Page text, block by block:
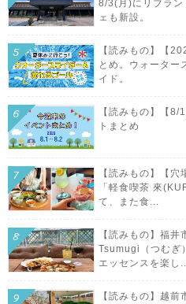
8/3(月)にリブラン
ェも新設。
【読みもの】【
とめ。ウォーター
イド。
【読みもの】【
トまとめ
【読みもの】【穴
「軽食喫茶 來
て、また食...
【読みもの】福
Tsumugi（つむぎ
エッセンスを楽し
【読みもの】越